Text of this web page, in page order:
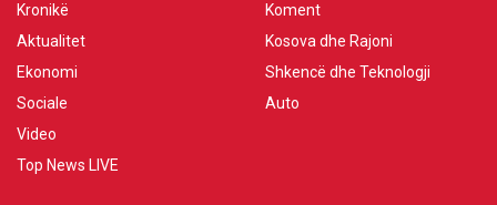
Kronikë
Aktualitet
Ekonomi
Sociale
Video
Top News LIVE
Koment
Kosova dhe Rajoni
Shkencë dhe Teknologji
Auto